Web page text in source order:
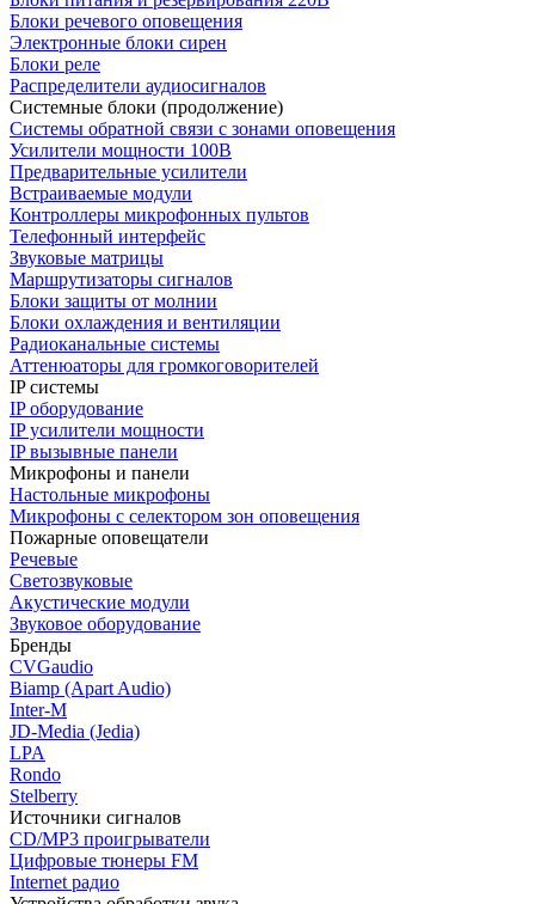
Блоки речевого оповещения
Электронные блоки сирен
Блоки реле
Распределители аудиосигналов
Системные блоки (продолжение)
Системы обратной связи с зонами оповещения
Усилители мощности 100В
Предварительные усилители
Встраиваемые модули
Контроллеры микрофонных пультов
Телефонный интерфейс
Звуковые матрицы
Маршрутизаторы сигналов
Блоки защиты от молнии
Блоки охлаждения и вентиляции
Радиоканальные системы
Аттенюаторы для громкоговорителей
IP системы
IP оборудование
IP усилители мощности
IP вызывные панели
Микрофоны и панели
Настольные микрофоны
Микрофоны с селектором зон оповещения
Пожарные оповещатели
Речевые
Светозвуковые
Акустические модули
Звуковое оборудование
Бренды
CVGaudio
Biamp (Apart Audio)
Inter-M
JD-Media (Jedia)
LPA
Rondo
Stelberry
Источники сигналов
CD/MP3 проигрыватели
Цифровые тюнеры FM
Internet радио